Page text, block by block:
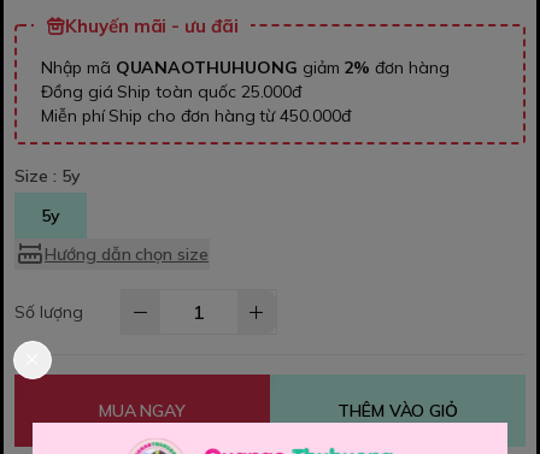
Khuyến mãi - ưu đãi
Nhập mã QUANAOTHUHUONG giảm 2% đơn hàng
Đồng giá Ship toàn quốc 25.000đ
Miễn phí Ship cho đơn hàng từ 450.000đ
Size : 5y
5y
Hướng dẫn chọn size
Số lượng
MUA NGAY THÊM VÀO GIỎ